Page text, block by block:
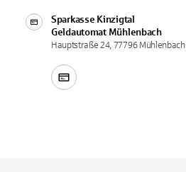
Sparkasse Kinzigtal
Geldautomat Mühlenbach
Hauptstraße 24, 77796 Mühlenbach